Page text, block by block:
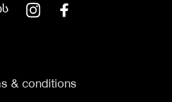
& conditions